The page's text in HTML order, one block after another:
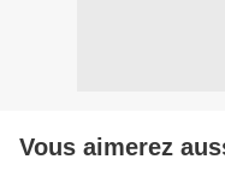
Vous aimerez